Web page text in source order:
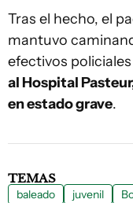
Tras el hecho, el
mantuvo
efectivos
al Hospital
en estado grave.
TEMAS
baleado juvenil